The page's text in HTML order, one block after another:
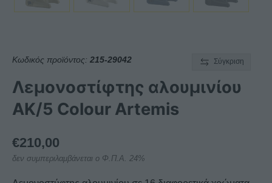
Κωδικός προϊόντος: 215-29042 Σύγκριση
Λεμονοστίφτης αλουμινίου
AK/5 Colour Artemis
€210,00
δεν συμπεριλαμβάνεται ο Φ.Π.Α. 24%